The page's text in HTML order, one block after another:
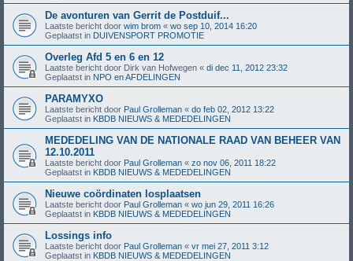
De avonturen van Gerrit de Postduif...
Laatste bericht door wim brom « wo sep 10, 2014 16:20
Geplaatst in DUIVENSPORT PROMOTIE
Overleg Afd 5 en 6 en 12
Laatste bericht door Dirk van Hofwegen « di dec 11, 2012 23:32
Geplaatst in NPO en AFDELINGEN
PARAMYXO
Laatste bericht door Paul Grolleman « do feb 02, 2012 13:22
Geplaatst in KBDB NIEUWS & MEDEDELINGEN
MEDEDELING VAN DE NATIONALE RAAD VAN BEHEER VAN
12.10.2011
Laatste bericht door Paul Grolleman « zo nov 06, 2011 18:22
Geplaatst in KBDB NIEUWS & MEDEDELINGEN
Nieuwe coördinaten losplaatsen
Laatste bericht door Paul Grolleman « wo jun 29, 2011 16:26
Geplaatst in KBDB NIEUWS & MEDEDELINGEN
Lossings info
Laatste bericht door Paul Grolleman « vr mei 27, 2011 3:12
Geplaatst in KBDB NIEUWS & MEDEDELINGEN